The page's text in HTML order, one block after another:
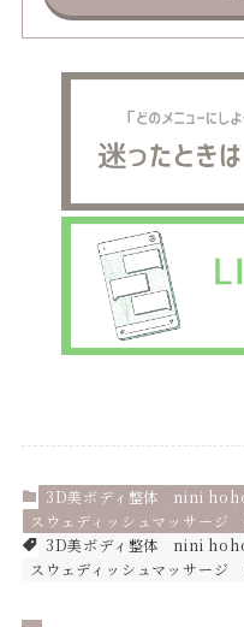
3D美ボディ整体 nini
スウェディッシュマッサージ
3D美ボディ整体
nini
スウェディッシュマッサージ